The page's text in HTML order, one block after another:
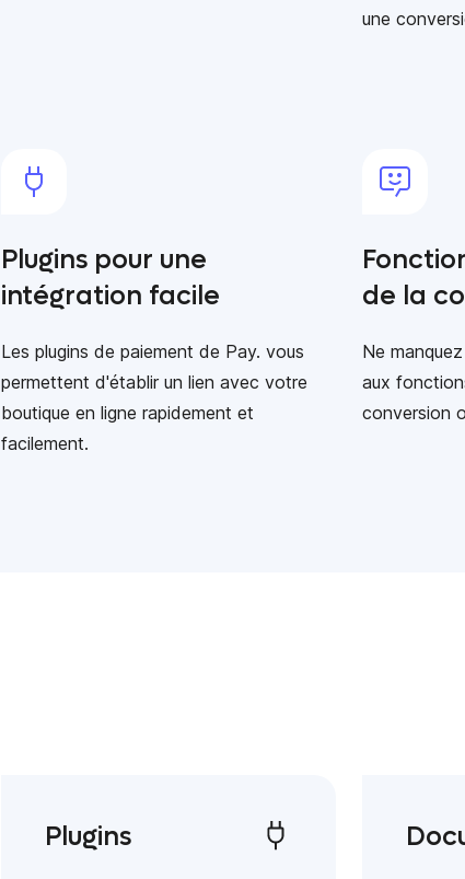
une
Plugins pour une
intégration facile
Les plugins de paiement de Pay. vous
permettent d'établir un lien avec votre
boutique en ligne rapidement et
facilement.
de la
Ne
aux
conversion
Plugins